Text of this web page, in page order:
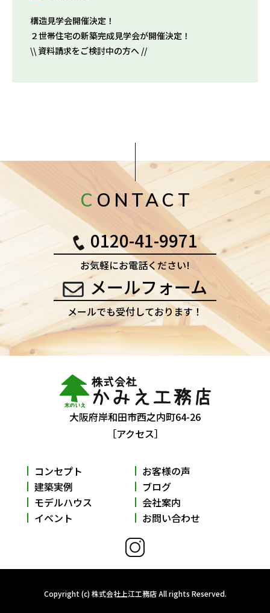
構造見学会開催決定！
２世帯住宅の新築完成見学会が開催決定！
\\ 資料請求をご検討中の方へ //
CONTACT
0120-41-9971
お気軽にお電話ください!
メールフォーム
メールでも受付しております！
大阪府岸和田市西之内町64-26
［アクセス］
コンセプト
建築実例
モデルハウス
イベント
お客様の声
ブログ
会社案内
お問い合わせ
Copyright (c) 株式会社上江工務店 All rights Reserved.